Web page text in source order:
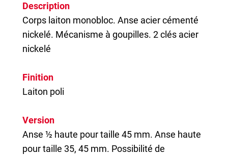
Description
Corps laiton monobloc. Anse acier cémenté
nickelé. Mécanisme à goupilles. 2 clés acier
nickelé
Finition
Laiton poli
Version
Anse ½ haute pour taille 45 mm. Anse haute
pour taille 35, 45 mm. Possibilité de